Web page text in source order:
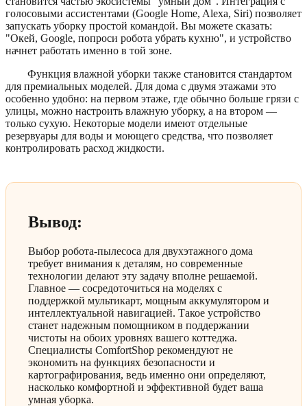
голосовыми ассистентами (Google Home, Alexa, Siri) позволяет
запускать уборку простой командой. Вы можете сказать:
"Окей, Google, попроси робота убрать кухню", и устройство
начнет работать именно в той зоне.
Функция влажной уборки также становится стандартом
для премиальных моделей. Для дома с двумя этажами это
особенно удобно: на первом этаже, где обычно больше грязи с
улицы, можно настроить влажную уборку, а на втором —
только сухую. Некоторые модели имеют отдельные
резервуары для воды и моющего средства, что позволяет
контролировать расход жидкости.
Вывод:
Выбор робота-пылесоса для двухэтажного дома
требует внимания к деталям, но современные
технологии делают эту задачу вполне решаемой.
Главное — сосредоточиться на моделях с
поддержкой мультикарт, мощным аккумулятором и
интеллектуальной навигацией. Такое устройство
станет надежным помощником в поддержании
чистоты на обоих уровнях вашего коттеджа.
Специалисты ComfortShop рекомендуют не
экономить на функциях безопасности и
картографирования, ведь именно они определяют,
насколько комфортной и эффективной будет ваша
умная уборка.